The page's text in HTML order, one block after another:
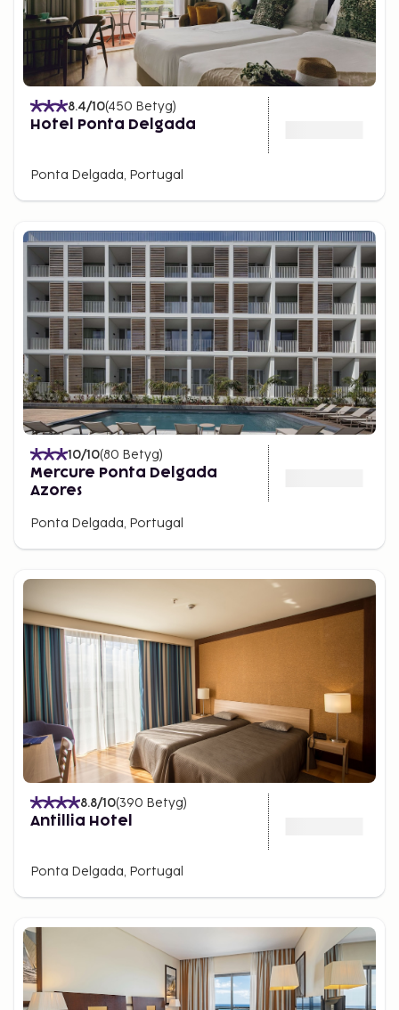
8.4/10(450 Betyg)
Hotel Ponta Delgada
Ponta Delgada, Portugal
10/10(80 Betyg)
Mercure Ponta Delgada
Azores
Ponta Delgada, Portugal
8.8/10(390 Betyg)
Antillia Hotel
Ponta Delgada, Portugal